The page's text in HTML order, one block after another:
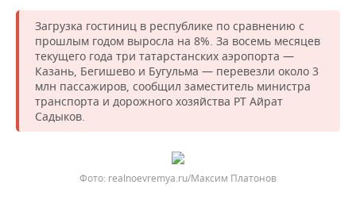
НЕФТЬ
ОПК
ЭНЕРГЕТИКА
РОЗНИЧНАЯ ТОРГОВЛЯ
ТРАНСПОРТ
УСЛУГИ
НОВОСТИ ТЕХНОЛОГИЙ
МЕДИА
ТЕЛЕКОММУНИКАЦИИ
МЕРОПРИЯТИЯ
НОВОСТИ МЕРОПРИЯТИЙ
ВЫЕЗДНАЯ РЕДАКЦИЯ
БИЗНЕС-БРАНЧИ
СПОРТ
НОВОСТИ СПОРТА
ФУТБОЛ
ОБЩЕСТВО
НОВОСТИ ОБЩЕСТВА
ФОТОГАЛЕРЕЯ
Загрузка гостиниц в республике по сравнению с
прошлым годом выросла на 8%. За восемь месяцев
текущего года три татарстанских аэропорта —
Казань, Бегишево и Бугульма — перевезли около 3
млн пассажиров, сообщил заместитель министра
транспорта и дорожного хозяйства РТ Айрат
Садыков.
realnoevremya.ru/Максим Платонов